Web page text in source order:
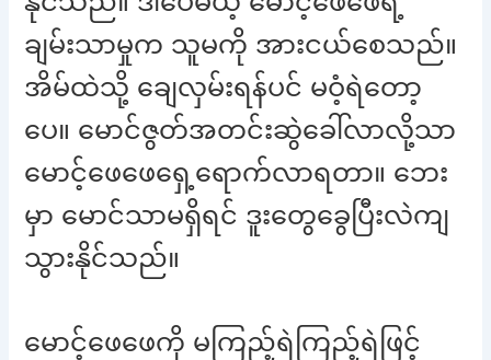
ချမ်းသာမှုက သူမကို အားငယ်စေသည်။
အိမ်ထဲသို့ ချေလှမ်းရန်ပင် မဝံ့ရဲတော့
ပေ။ မောင်ဇွတ်အတင်းဆွဲခေါ်လာလို့သာ
မောင့်ဖေဖေရှေ့ရောက်လာရတာ။ ဘေး
မှာ မောင်သာမရှိရင် ဒူးတွေခွေပြီးလဲကျ
သွားနိုင်သည်။
မောင့်ဖေဖေကို မကြည့်ရဲကြည့်ရဲဖြင့်